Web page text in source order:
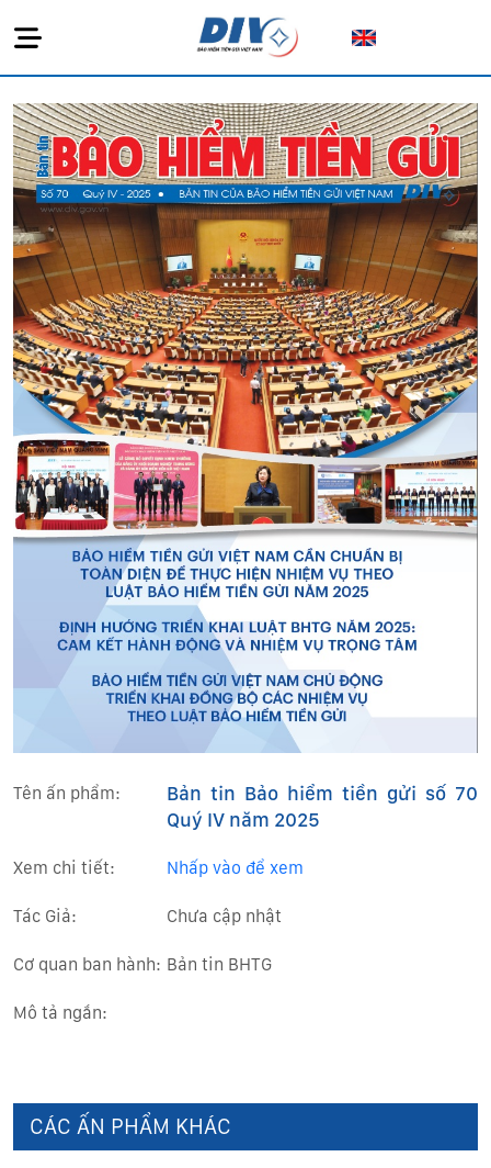
Tên ấn phẩm:
Bản tin Bảo hiểm tiền gửi số 70
Quý IV năm 2025
Xem chi tiết: Nhấp vào để xem
Tác Giả: Chưa cập nhật
Cơ quan ban hành: Bản tin BHTG
Mô tả ngắn:
CÁC ẤN PHẨM KHÁC